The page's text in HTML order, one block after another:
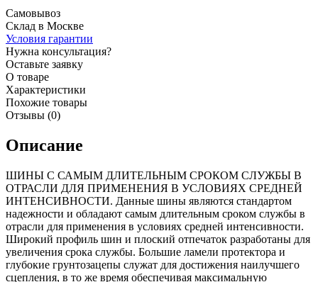
Самовывоз
Склад в Москве
Условия гарантии
Нужна консультация?
Оставьте заявку
О товаре
Характеристики
Похожие товары
Отзывы (0)
Описание
ШИНЫ С САМЫМ ДЛИТЕЛЬНЫМ СРОКОМ СЛУЖБЫ В
ОТРАСЛИ ДЛЯ ПРИМЕНЕНИЯ В УСЛОВИЯХ СРЕДНЕЙ
ИНТЕНСИВНОСТИ. Данные шины являются стандартом
надежности и обладают самым длительным сроком службы в
отрасли для применения в условиях средней интенсивности.
Широкий профиль шин и плоский отпечаток разработаны для
увеличения срока службы. Большие ламели протектора и
глубокие грунтозацепы служат для достижения наилучшего
сцепления, в то же время обеспечивая максимальную